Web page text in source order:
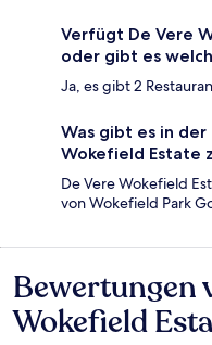
Verfügt De Vere
oder gibt es
Ja, es gibt 2
Was gibt es in
Wokefield Estate
De Vere Wokefield
von Wokefield Park
Bewertungen
Bewertungen
Wokefield